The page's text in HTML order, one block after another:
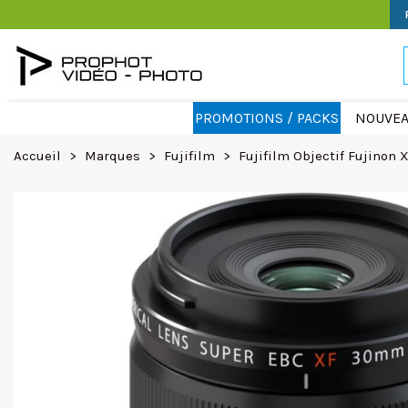
PROMOTIONS / PACKS
Accueil > Marques > Fujifilm > Fujifilm Objectif Fujinon